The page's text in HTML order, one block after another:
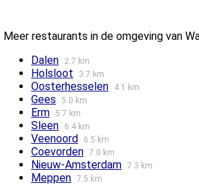
Meer restaurants in de omgeving van
Dalen
2.7 km
Holsloot 3.7 km
Oosterhesselen 4.1 km
Gees 5.0 km
Erm 5.7 km
Sleen 6.4 km
Veenoord 6.5 km
Coevorden 7.0 km
Nieuw-Amsterdam 7.3 km
Meppen 7.5 km